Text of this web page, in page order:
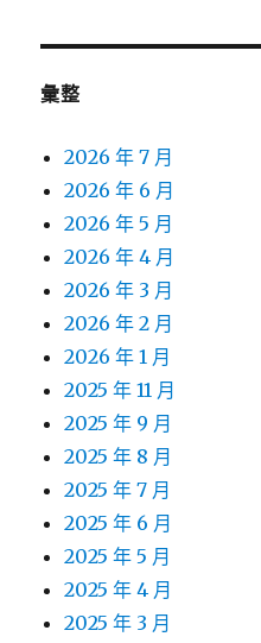
彙整
2026 年 7 月
2026 年 6 月
2026 年 5 月
2026 年 4 月
2026 年 3 月
2026 年 2 月
2026 年 1 月
2025 年 11 月
2025 年 9 月
2025 年 8 月
2025 年 7 月
2025 年 6 月
2025 年 5 月
2025 年 4 月
2025 年 3 月